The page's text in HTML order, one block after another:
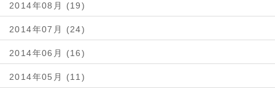
2014年08月 (19)
2014年07月 (24)
2014年06月 (16)
2014年05月 (11)